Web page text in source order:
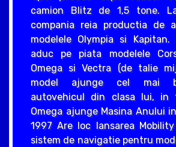
camion Blitz de 1,5 tone.
compania reia productia de
modelele Olympia si
aduc pe piata modelele
Omega si Vectra (de talie
model ajunge cel mai
autovehicul din clasa lui, in
Omega ajunge Masina Anului
1997 Are loc lansarea
sistem de navigatie pentru